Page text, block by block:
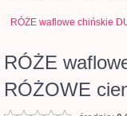
RÓŻE waflowe chińskie
RÓŻE
RÓŻOWE